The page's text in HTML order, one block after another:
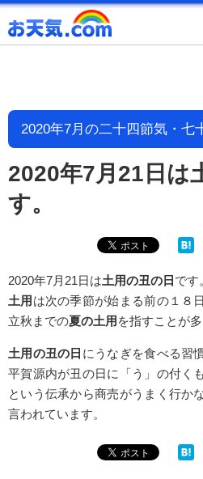
2020年7月の二十四節気・七
2020年7月21日は
す。
2020年7月21日は土用の丑の日 です
土用 は次の季節が始まる前の１８
立秋までの夏の土用 を指すことが
土用の丑の日 にうなぎを食べる習
平賀源内が丑の日に「う」の付く
という伝承から商売がうまく行か
言われています。